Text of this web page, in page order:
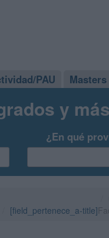
PAU Masters
y
¿En qué
[field_pertenece_a-title]